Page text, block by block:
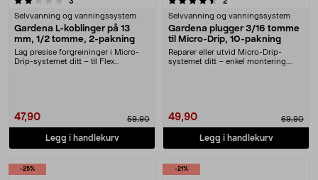
Selvvanning og vanningssystem
Gardena L-koblinger på 13
mm, 1/2 tomme, 2-pakning
Lag presise forgreininger i Micro-
Drip-systemet ditt – til Flex
47,90 59,90
Legg i handlekurv
Selvvanning og vanningssystem
Gardena plugger 3/16 tomme
til Micro-Drip, 10-pakning
Reparer eller utvid Micro-Drip-
systemet ditt – enkel montering.
49,90 69,90
Legg i handlekurv
-25% -21%